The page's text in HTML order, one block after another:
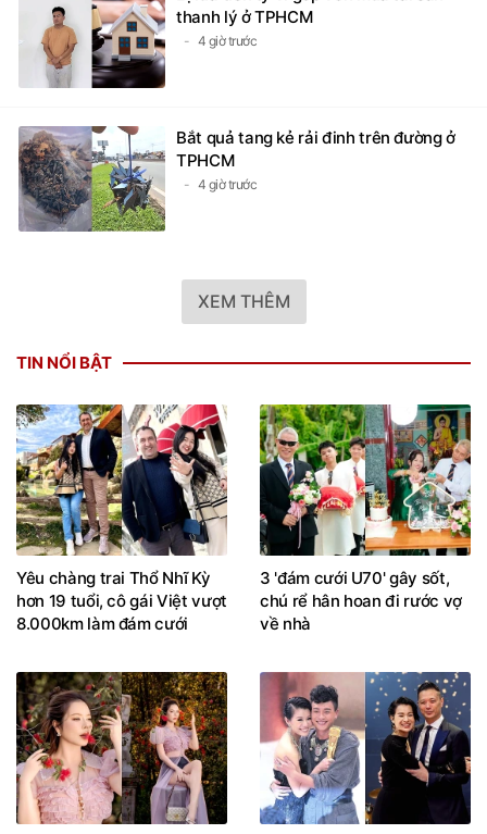
thanh lý ở TPHCM
4 giờ trước
Bắt quả tang kẻ rải đinh trên đường ở
TPHCM
4 giờ trước
XEM THÊM
TIN NỔI BẬT
Yêu chàng trai Thổ Nhĩ Kỳ
hơn 19 tuổi, cô gái Việt vượt
8.000km làm đám cưới
3 'đám cưới U70' gây sốt,
chú rể hân hoan đi rước vợ
về nhà